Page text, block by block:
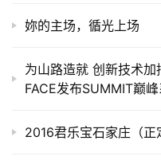
妳的主场，循光上场
为山路造就 创新技术
FACE发布SUMMIT巅
2016君乐宝石家庄（正